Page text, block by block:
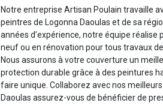
Notre entreprise Artisan Poulain travaille
peintres de Logonna Daoulas et de sa
années d’expérience, notre équipe réalise
neuf ou en rénovation pour tous travaux
Nous assurons à votre couverture un
protection durable grâce à des peintures
faire unique. Collaborez avec nos
Daoulas assurez-vous de bénéficier de